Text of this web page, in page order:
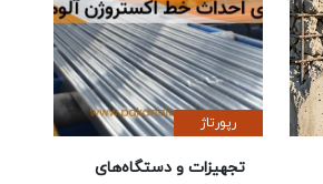
رپورتاژ
تجهیزات و دستگاه‌های